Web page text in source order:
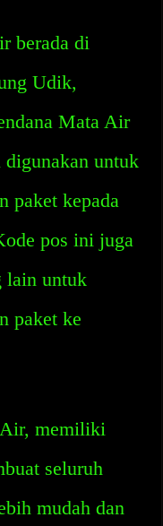
berada di
Udik,
Mata Air
untuk
paket kepada
pos ini juga
lain untuk
paket ke
memiliki
seluruh
mudah dan